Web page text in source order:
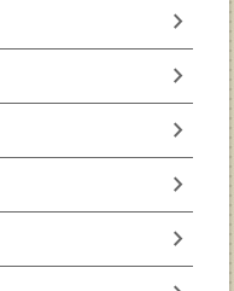
chevron_right
chevron_right
chevron_right
chevron_right
chevron_right